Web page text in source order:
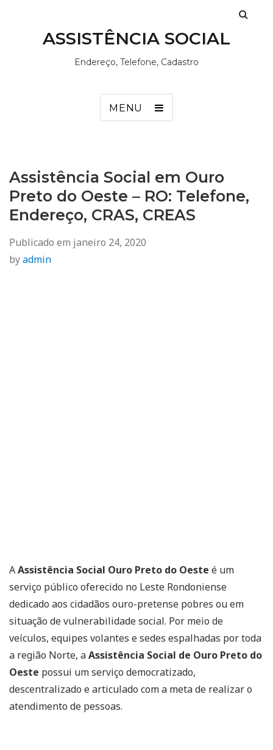
ASSISTÊNCIA SOCIAL
Endereço, Telefone, Cadastro
MENU
Assistência Social em Ouro
Preto do Oeste – RO: Telefone,
Endereço, CRAS, CREAS
Publicado em janeiro 24, 2020
byadmin
AAssistência Social Ouro Preto do Oeste é um
serviço público oferecido no Leste Rondoniense
dedicado aos cidadãos ouro-pretense pobres ou em
situação de vulnerabilidade social. Por meio de
veículos, equipes volantes e sedes espalhadas por toda
a região Norte, aAssistência Social de Ouro Preto do
Oeste possui um serviço democratizado,
descentralizado e articulado com a meta de realizar o
atendimento de pessoas.